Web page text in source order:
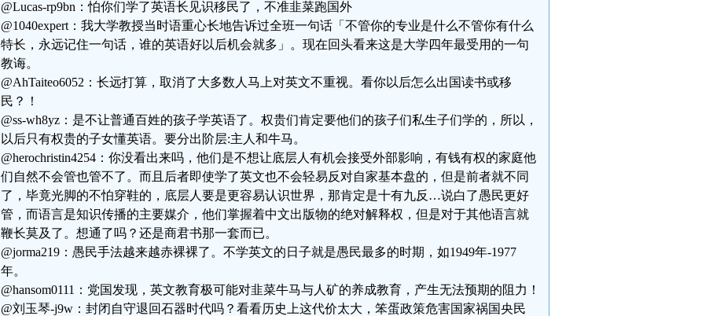
@Lucas-rp9bn：怕你们学了英语长见识移民了，不准韭菜跑国外
@1040expert：我大学教授当时语重心长地告诉过全班一句话「不管你的专业是什么不管你有什么
特长，永远记住一句话，谁的英语好以后机会就多」。现在回头看来这是大学四年最受用的一句
教诲。
@AhTaiteo6052：长远打算，取消了大多数人马上对英文不重视。看你以后怎么出国读书或移
民？！
@ss-wh8yz：是不让普通百姓的孩子学英语了。权贵们肯定要他们的孩子们私生子们学的，所以，
以后只有权贵的子女懂英语。要分出阶层:主人和牛马。
@herochristin4254：你没看出来吗，他们是不想让底层人有机会接受外部影响，有钱有权的家庭他
们自然不会管也管不了。而且后者即使学了英文也不会轻易反对自家基本盘的，但是前者就不同
了，毕竟光脚的不怕穿鞋的，底层人要是更容易认识世界，那肯定是十有九反…说白了愚民更好
管，而语言是知识传播的主要媒介，他们掌握着中文出版物的绝对解释权，但是对于其他语言就
鞭长莫及了。想通了吗？还是商君书那一套而已。
@jorma219：愚民手法越来越赤裸裸了。不学英文的日子就是愚民最多的时期，如1949年-1977
年。
@hansom0111：党国发现，英文教育极可能对韭菜牛马与人矿的养成教育，产生无法预期的阻力！
@刘玉琴-j9w：封闭自守退回石器时代吗？看看历史上这代价太大，笨蛋政策危害国家祸国央民